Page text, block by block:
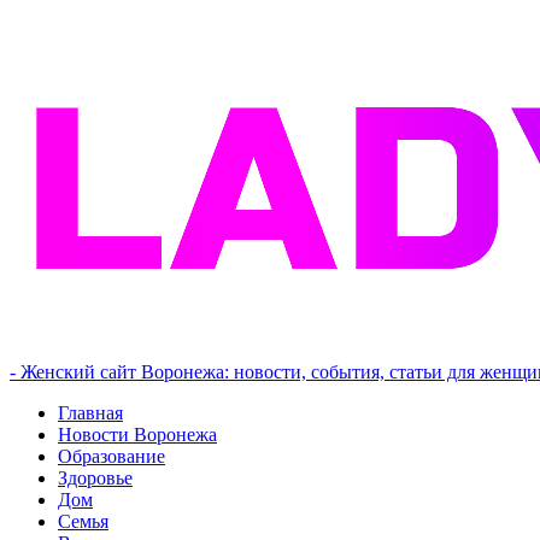
- Женский сайт Воронежа: новости, события, статьи для
Главная
Новости Воронежа
Образование
Здоровье
Дом
Семья